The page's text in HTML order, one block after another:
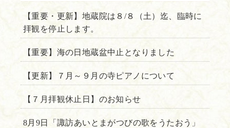
【重要・更新】地蔵院は８/８（土）迄、臨時に
拝観を停止します。
【重要】海の日地蔵盆中止となりました
【更新】７月～９月の寺ピアノについて
【７月拝観休止日】のお知らせ
8月9日「諏訪あいとまがつびの歌をうたおう」